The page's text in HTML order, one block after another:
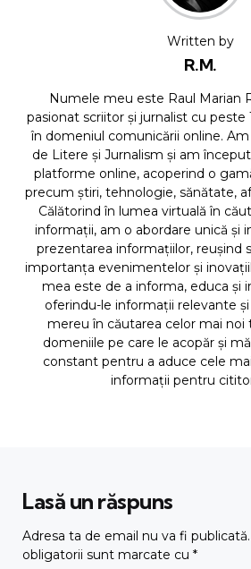
Written by
R.M.
Numele meu este Raul Marian
pasionat scriitor și jurnalist cu peste
în domeniul comunicării online.
de Litere și Jurnalism și am
platforme online, acoperind o
precum știri, tehnologie, sănătate,
Călătorind în lumea virtuală în
informații, am o abordare unică și
prezentarea informațiilor, reușind
importanța evenimentelor și
mea este de a informa, educa și
oferindu-le informații relevante
mereu în căutarea celor mai
domeniile pe care le acopăr și
constant pentru a aduce cele
informații pentru
Lasă un răspuns
Adresa ta de email nu va fi publicată.
obligatorii sunt marcate cu *